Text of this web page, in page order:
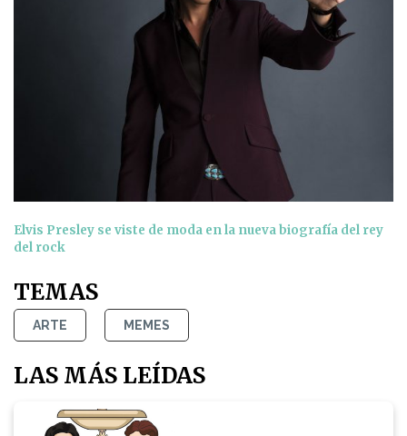
Elvis Presley se viste de moda en la nueva biografía del rey
del rock
TEMAS
ARTE MEMES
LAS MÁS LEÍDAS